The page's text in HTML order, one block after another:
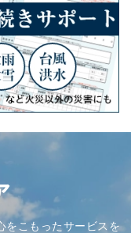
をこもったサービスを